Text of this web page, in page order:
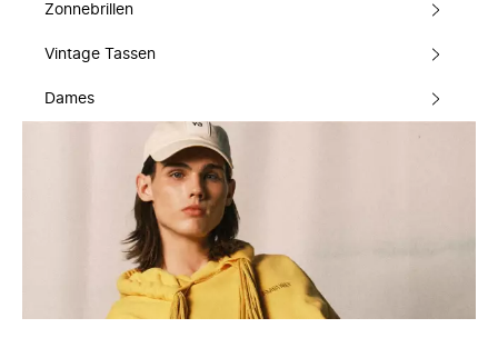
Zonnebrillen
Vintage Tassen
Dames